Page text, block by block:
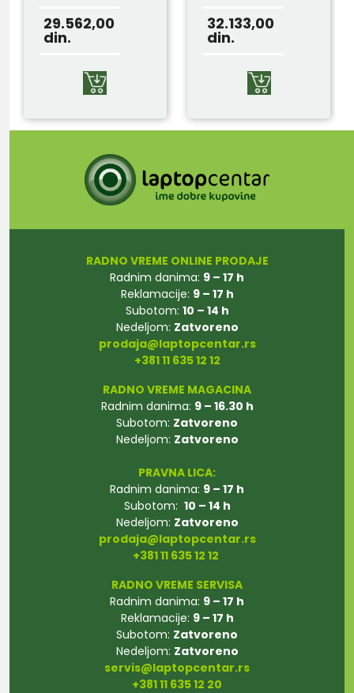
29.562,00
din.
32.133,00
din.
RADNO VREME ONLINE PRODAJE
Radnim danima: 9 – 17 h
Reklamacije: 9 – 17 h
Subotom: 10 – 14 h
Nedeljom: Zatvoreno
prodaja@laptopcentar.rs
+381 11 635 12 12
RADNO VREME MAGACINA
Radnim danima: 9 – 16.30 h
Subotom: Zatvoreno
Nedeljom: Zatvoreno
PRAVNA LICA:
Radnim danima: 9 – 17 h
Subotom: 10 – 14 h
Nedeljom: Zatvoreno
prodaja@laptopcentar.rs
+381 11 635 12 12
RADNO VREME SERVISA
Radnim danima: 9 – 17 h
Reklamacije: 9 – 17 h
Subotom: Zatvoreno
Nedeljom: Zatvoreno
servis@laptopcentar.rs
+381 11 635 12 20